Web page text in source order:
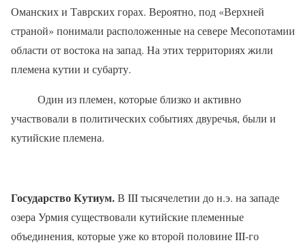
Оманских и Таврских горах. Вероятно, под «Верхней
страной» понимали расположенные на севере Месопотамии
области от востока на запад. На этих территориях жили
племена кутии и субарту.
Один из племен, которые близко и активно
участвовали в политических событиях двуречья, были и
кутийские племена.
Государство Кутиум.В IIIтысячелетии до н.э. на западе
озера Урмия существовали кутийские племенные
объединения, которые уже ко второй половинеIII-го